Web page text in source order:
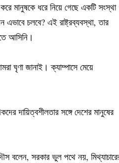
মানুষকে ধরে নিয়ে গেছে একটি
চলবে? এই রাষ্ট্রব্যবস্থা, তার
আসিনি।
ঘৃণা জানাই। ক্যাম্পাসে মেয়ে
দায়িত্বশীলতার সঙ্গে দেশের মানুষের
বলেন, সরকার ভুল পথে নয়,